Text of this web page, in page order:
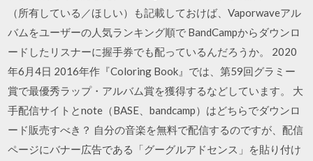
（所有している／ほしい）も記載しておけば、Vaporwaveアル
バムをユーザーの人気ランキング順で BandCampからダウンロ
ードしたリスナーに握手券でも配っているんだろうか。 2020
年6月4日 2016年作『Coloring Book』では、第59回グラミー
賞で最優秀ラップ・アルバム賞を獲得するなどしています。 大
手配信サイトとnote（BASE、bandcamp）はどちらでダウンロ
ード販売すべき？ 自分の音楽を無料で配信するのですが、配信
ページにバナー広告である「グーグルアドセンス」を貼り付け